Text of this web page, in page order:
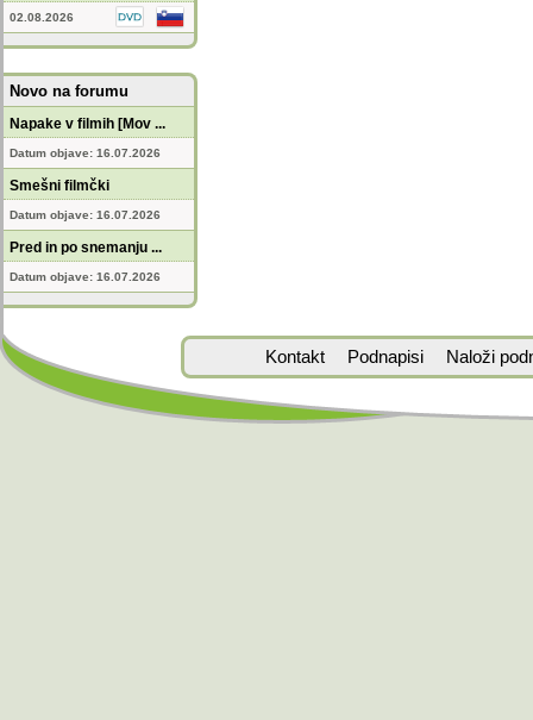
02.08.2026
Novo na forumu
Napake v filmih [Mov ...
Datum objave: 16.07.2026
Smešni filmčki
Datum objave: 16.07.2026
Pred in po snemanju ...
Datum objave: 16.07.2026
Kontakt Podnapisi Naloži